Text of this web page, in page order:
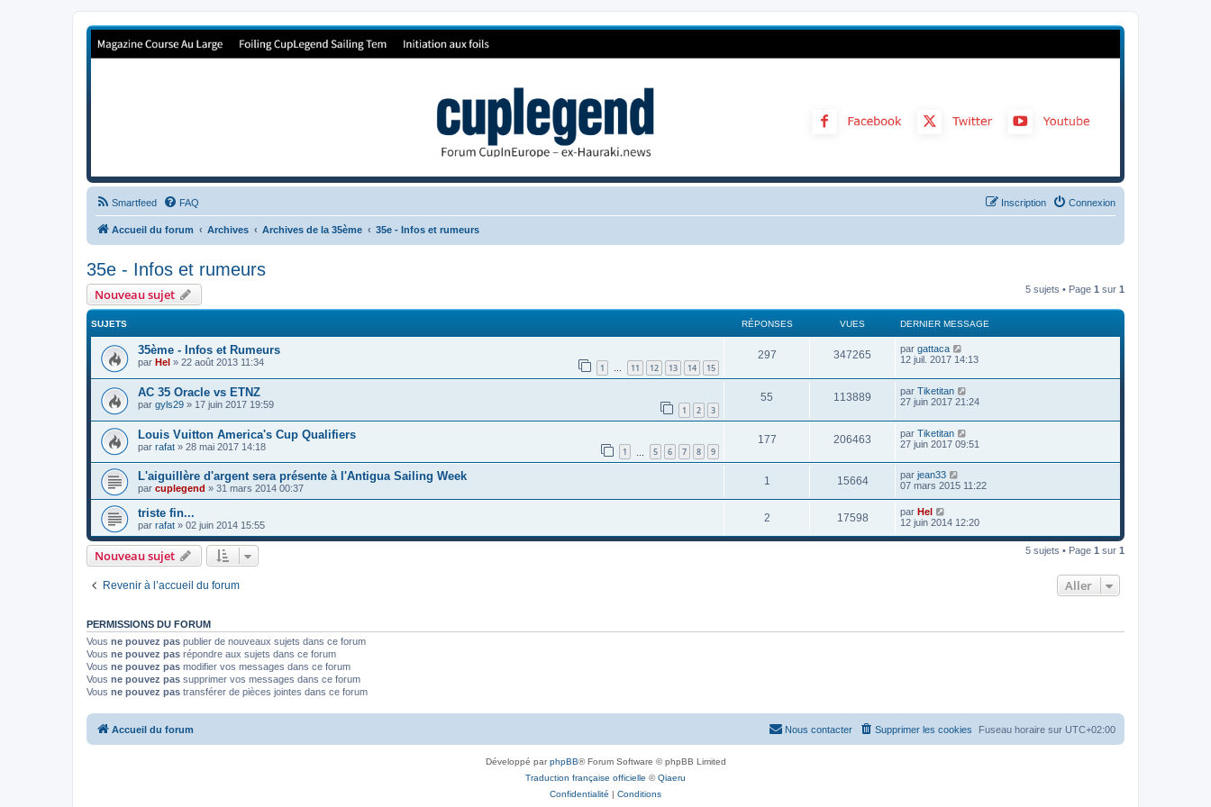
Forum de Cup In Europe
Smartfeed FAQ Connexion
Inscription
Accueil du forum Archives Archives de la 35ème 35e - Infos et rumeurs
35e - Infos et rumeurs
Nouveau sujet 5 sujets • Page 1 sur 1
SUJETS RÉPONSES VUES DERNIER MESSAGE
35ème - Infos et Rumeurs
par Hel » 22 août 2013 11:34 1 … 11 12 13 14 15
297 347265 par gattaca
12 juil. 2017 14:13
AC 35 Oracle vs ETNZ
par gyls29 » 17 juin 2017 19:59 1 2 3
55 113889 par Tiketitan
27 juin 2017 21:24
Louis Vuitton America's Cup Qualifiers
par rafat » 28 mai 2017 14:18 1 5 6 7 8 9
177 206463 par Tiketitan
27 juin 2017 09:51
L'aiguillère d'argent sera présente à l'Antigua Sailing Week
par cuplegend » 31 mars 2014 00:37
1 15664 par jean33
07 mars 2015 11:22
triste fin...
par rafat » 02 juin 2014 15:55
2 17598 par Hel
12 juin 2014 12:20
Nouveau sujet 5 sujets • Page 1 sur 1
Revenir à l’accueil du forum Aller
PERMISSIONS DU FORUM
Vous ne pouvez pas publier de nouveaux sujets dans ce forum
Vous ne pouvez pas répondre aux sujets dans ce forum
Vous ne pouvez pas modifier vos messages dans ce forum
Vous ne pouvez pas supprimer vos messages dans ce forum
Vous ne pouvez pas transférer de pièces jointes dans ce forum
Accueil du forum Fuseau horaire sur UTC+02:00
Supprimer les cookies
Nous contacter
Développé parphpBB® Forum Software © phpBB Limited
Traduction française officielle ©Qiaeru
Confidentialité | Conditions